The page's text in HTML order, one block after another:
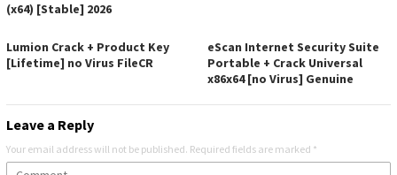
(x64) [Stable] 2026
Lumion Crack + Product Key
[Lifetime] no Virus FileCR
eScan Internet Security Suite
Portable + Crack Universal
x86x64 [no Virus] Genuine
Leave a Reply
Your email address will not be published. Required fields are marked *